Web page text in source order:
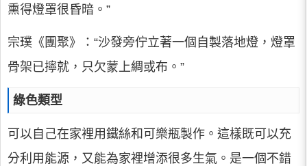
熏得燈罩很昏暗。”
宗璞《團聚》：“沙發旁佇立著一個自製落地燈，燈罩
骨架已擰就，只欠蒙上綢或布。”
綠色類型
可以自己在家裡用鐵絲和可樂瓶製作。這樣既可以充
分利用能源，又能為家裡增添很多生氣。是一個不錯